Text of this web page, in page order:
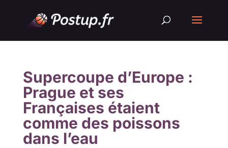
Supercoupe d’Europe :
Prague et ses
Françaises étaient
comme des poissons
dans l’eau